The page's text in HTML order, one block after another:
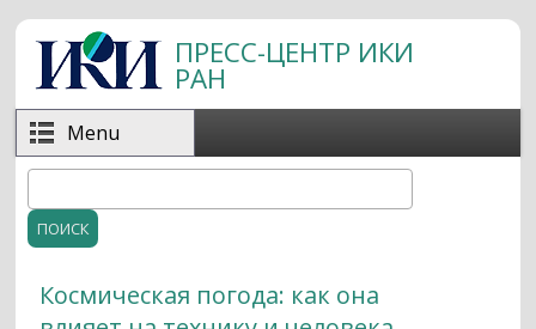
Перейти к основному содержанию
ПРЕСС-ЦЕНТР ИКИ
РАН
Menu
Форма поиска
Космическая погода: как она